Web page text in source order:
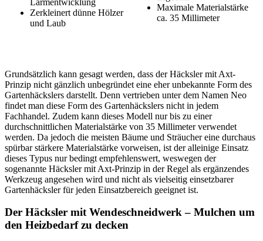
Zerkleinert dünne Hölzer
und Laub
Maximale Materialstärke
ca. 35 Millimeter
Grundsätzlich kann gesagt werden, dass der Häcksler mit Axt-
Prinzip nicht gänzlich unbegründet eine eher unbekannte Form des
Gartenhäckslers darstellt. Denn vertrieben unter dem Namen Neo
findet man diese Form des Gartenhäckslers nicht in jedem
Fachhandel. Zudem kann dieses Modell nur bis zu einer
durchschnittlichen Materialstärke von 35 Millimeter verwendet
werden. Da jedoch die meisten Bäume und Sträucher eine durchaus
spürbar stärkere Materialstärke vorweisen, ist der alleinige Einsatz
dieses Typus nur bedingt empfehlenswert, weswegen der
sogenannte Häcksler mit Axt-Prinzip in der Regel als ergänzendes
Werkzeug angesehen wird und nicht als vielseitig einsetzbarer
Gartenhäcksler für jeden Einsatzbereich geeignet ist.
Der Häcksler mit Wendeschneidwerk – Mulchen um
den Heizbedarf zu decken